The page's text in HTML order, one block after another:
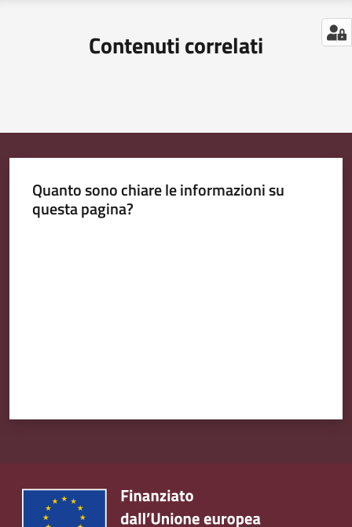
Contenuti correlati
Quanto sono chiare le informazioni su
questa pagina?